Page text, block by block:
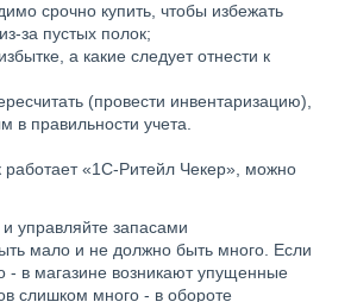
срочно купить, чтобы избежать
за пустых полок;
а какие следует отнести к
(провести инвентаризацию),
в правильности учета.
работает «1С-Ритейл Чекер», можно
управляйте запасами
мало и не должно быть много. Если
- в магазине возникают упущенные
слишком много - в обороте